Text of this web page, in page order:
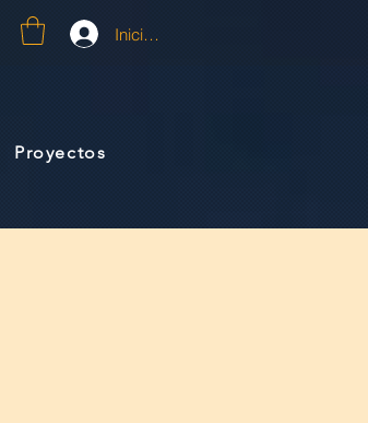
Iniciar sesión
Proyectos